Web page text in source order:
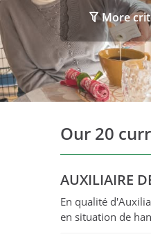
More
Our 20
AUXILIAIRE
En qualité
en situation de